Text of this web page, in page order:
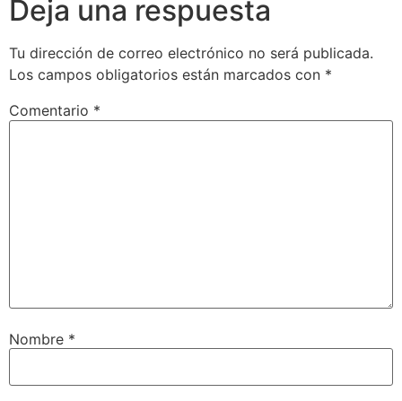
Deja una respuesta
Tu dirección de correo electrónico no será publicada.
Los campos obligatorios están marcados con *
Comentario *
Nombre *